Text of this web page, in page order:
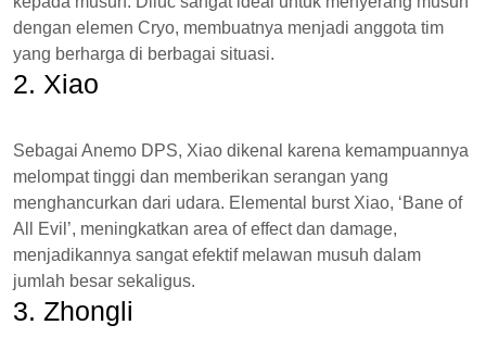
dengan elemen Cryo, membuatnya menjadi anggota tim
yang berharga di berbagai situasi.
2. Xiao
Sebagai Anemo DPS, Xiao dikenal karena kemampuannya
melompat tinggi dan memberikan serangan yang
menghancurkan dari udara. Elemental burst Xiao, ‘Bane of
All Evil’, meningkatkan area of effect dan damage,
menjadikannya sangat efektif melawan musuh dalam
jumlah besar sekaligus.
3. Zhongli